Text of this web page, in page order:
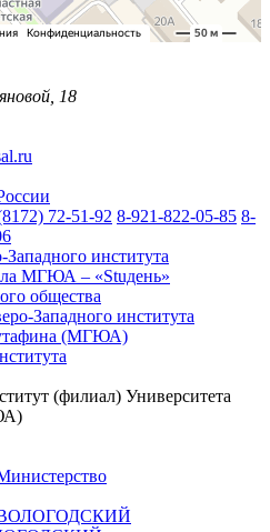
18
72-51-92 8-921-822-05-85 8-
института
МГЮА – «Stuдень»
общества
Западного института
(МГЮА)
(филиал) Университета